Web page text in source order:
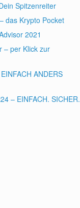
Spitzenreiter
das Krypto Pocket
2021
– per Klick zur
ANDERS
– EINFACH. SICHER.